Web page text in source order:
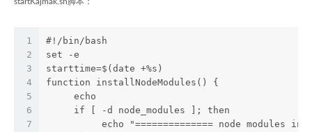
1
2
3
4
5
6
7
#!/bin/bash
set -e
starttime=$(date +%s)
function installNodeModules() {
     echo
     if [ -d node_modules ]; then
echo "============== node modules